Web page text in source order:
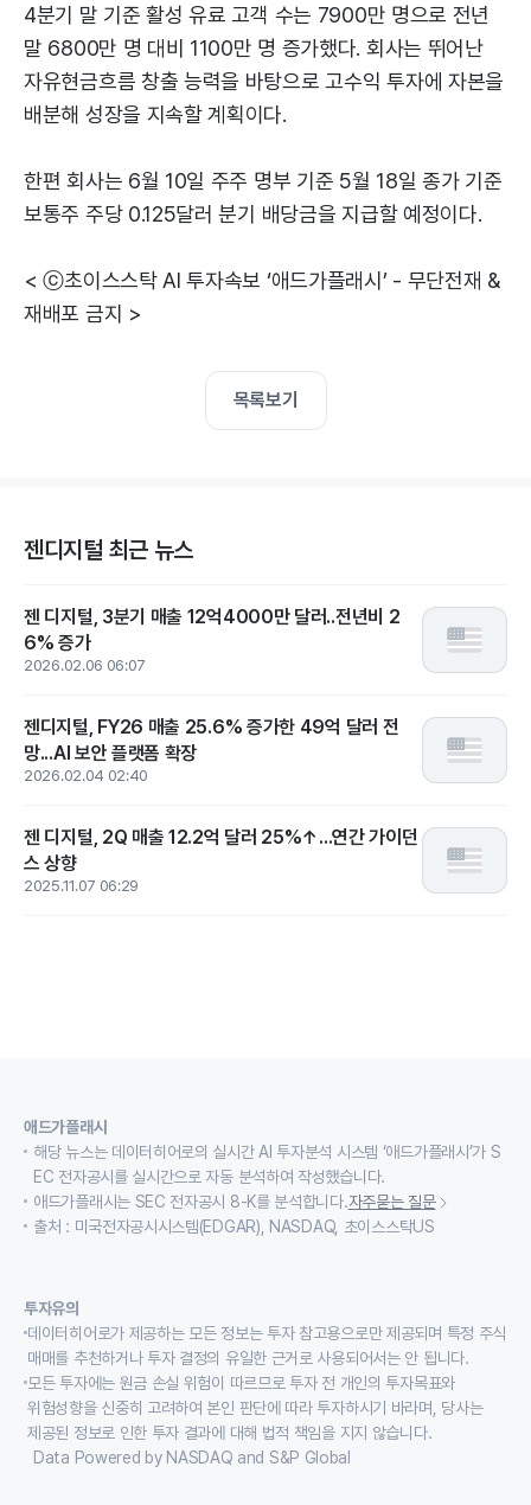
4분기 말 기준 활성 유료 고객 수는 7900만 명으로 전년
말 6800만 명 대비 1100만 명 증가했다. 회사는 뛰어난
자유현금흐름 창출 능력을 바탕으로 고수익 투자에 자본을
배분해 성장을 지속할 계획이다.
한편 회사는 6월 10일 주주 명부 기준 5월 18일 종가 기준
보통주 주당 0.125달러 분기 배당금을 지급할 예정이다.
< ⓒ초이스스탁 AI 투자속보 ‘애드가플래시’ - 무단전재 &
재배포 금지 >
목록보기
젠디지털 최근 뉴스
젠 디지털, 3분기 매출 12억4000만 달러..전년비 2
6% 증가
2026.02.06 06:07
젠디지털, FY26 매출 25.6% 증가한 49억 달러 전
망...AI 보안 플랫폼 확장
2026.02.04 02:40
젠 디지털, 2Q 매출 12.2억 달러 25%↑...연간 가이던
스 상향
2025.11.07 06:29
애드가플래시
해당 뉴스는 데이터히어로의 실시간 AI 투자분석 시스템 ‘애드가플래시’가 S
EC 전자공시를 실시간으로 자동 분석하여 작성했습니다.
애드가플래시는 SEC 전자공시 8-K를 분석합니다.자주묻는 질문
출처 : 미국전자공시시스템(EDGAR), NASDAQ, 초이스스탁US
투자유의
데이터히어로가 제공하는 모든 정보는 투자 참고용으로만 제공되며 특정 주식
매매를 추천하거나 투자 결정의 유일한 근거로 사용되어서는 안 됩니다.
모든 투자에는 원금 손실 위험이 따르므로 투자 전 개인의 투자목표와
위험성향을 신중히 고려하여 본인 판단에 따라 투자하시기 바라며, 당사는
제공된 정보로 인한 투자 결과에 대해 법적 책임을 지지 않습니다.
Data Powered by NASDAQ and S&P Global